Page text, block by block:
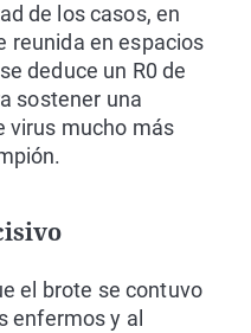
de los casos, en
reunida en espacios
deduce un R0 de
sostener una
virus mucho más
el brote se contuvo
enfermos y al